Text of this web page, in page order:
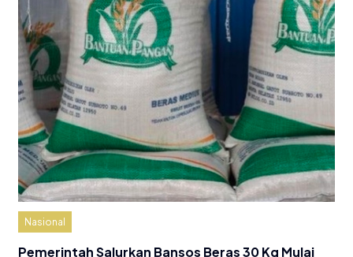
Nasional
Pemerintah Salurkan Bansos Beras 30 Kg Mulai